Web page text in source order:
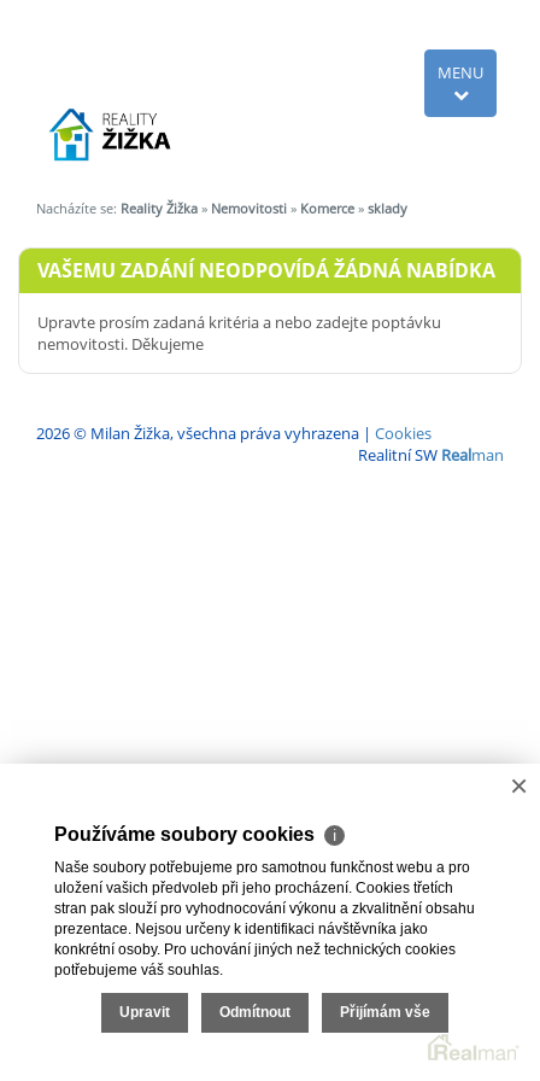
MENU
Nacházíte se: Reality Žižka » Nemovitosti » Komerce » sklady
VAŠEMU ZADÁNÍ NEODPOVÍDÁ ŽÁDNÁ NABÍDKA
Upravte prosím zadaná kritéria a nebo zadejte poptávku
nemovitosti. Děkujeme
2026 © Milan Žižka, všechna práva vyhrazena | Cookies
Realitní SW Realman
×
Používáme soubory cookies ℹ
Naše soubory potřebujeme pro samotnou funkčnost webu a pro
uložení vašich předvoleb při jeho procházení. Cookies třetích
stran pak slouží pro vyhodnocování výkonu a zkvalitnění obsahu
prezentace. Nejsou určeny k identifikaci návštěvníka jako
konkrétní osoby. Pro uchování jiných než technických cookies
potřebujeme váš souhlas.
Upravit Odmítnout Přijímám vše